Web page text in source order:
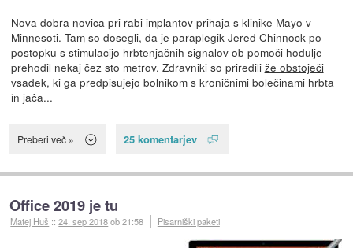
Nova dobra novica pri rabi implantov prihaja s klinike Mayo v
Minnesoti. Tam so dosegli, da je paraplegik Jered Chinnock po
postopku s stimulacijo hrbtenjačnih signalov ob pomoči hodulje
prehodil nekaj čez sto metrov. Zdravniki so priredili že obstoječi
vsadek, ki ga predpisujejo bolnikom s kroničnimi bolečinami hrbta
in jača...
Preberi več » 25 komentarjev
Office 2019 je tu
Matej Huš ::24. sep 2018ob 21:58 Pisarniški paketi